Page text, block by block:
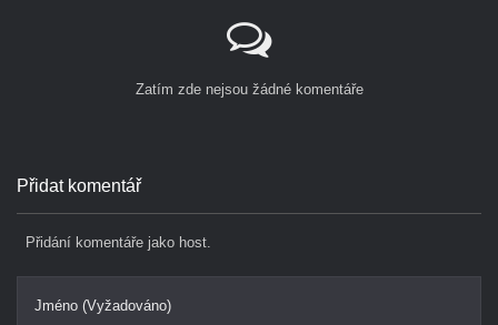
Zatím zde nejsou žádné komentáře
Přidat komentář
Přidání komentáře jako host.
Jméno (Vyžadováno)